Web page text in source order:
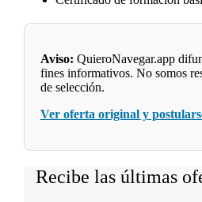
Aviso: QuieroNavegar.app
fines informativos. No somos
de selección.
Ver oferta original y
Recibe las últimas